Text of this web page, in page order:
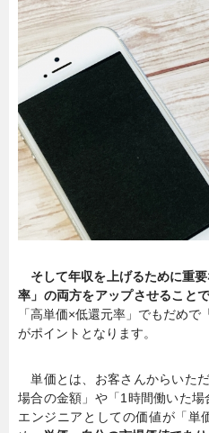
そして年収を上げるために重
率」の両方をアップさせること
「高単価×低還元率」でもだめ
がポイントとなります。
単価とは、お客さんからいた
場合の金額」や「1時間働いた
エンジニアとしての価値が「単